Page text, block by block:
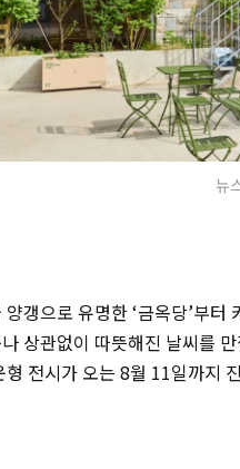
뉴
갱으로 유명한 ‘금옥당’부
상관없이 따뜻해진 날씨를
형 전시가 오는 8월 11일까지